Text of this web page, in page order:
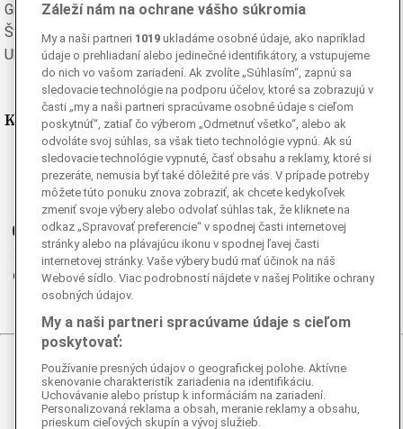
Grécka
Španielska
Švédska
Turecká
Ukrajinská
Vietnamská
Kde nás nájdete
Facebook
Instagram
Ganjing
Youtube
Twitter
Telegram
RSS
© 2026 Epoch Times Slovensko
Všetky práva vyhradené. Publikovanie alebo ďalšie šírenie
správ a fotografií zo zdrojov TASR je bez
Záleží nám na ochrane vášho súkromia
My a naši partneri 1019 ukladáme osobné údaje, ako napríklad
údaje o prehliadaní alebo jedinečné identifikátory, a vstupujeme
do nich vo vašom zariadení. Ak zvolíte „Súhlasím“, zapnú sa
sledovacie technológie na podporu účelov, ktoré sa zobrazujú v
časti „my a naši partneri spracúvame osobné údaje s cieľom
poskytnúť“, zatiaľ čo výberom „Odmetnuť všetko“, alebo ak
odvoláte svoj súhlas, sa však tieto technológie vypnú. Ak sú
sledovacie technológie vypnuté, časť obsahu a reklamy, ktoré si
prezeráte, nemusia byť také dôležité pre vás. V prípade potreby
môžete túto ponuku znova zobraziť, ak chcete kedykoľvek
zmeniť svoje výbery alebo odvolať súhlas tak, že kliknete na
odkaz „Spravovať preferencie“ v spodnej časti internetovej
stránky alebo na plávajúcu ikonu v spodnej ľavej časti
internetovej stránky. Vaše výbery budú mať účinok na náš
Webové sídlo. Viac podrobností nájdete v našej Politike ochrany
osobných údajov.
My a naši partneri spracúvame údaje s cieľom
poskytovať:
Používanie presných údajov o geografickej polohe. Aktívne
skenovanie charakteristík zariadenia na identifikáciu.
Uchovávanie alebo prístup k informáciám na zariadení.
Personalizovaná reklama a obsah, meranie reklamy a obsahu,
prieskum cieľových skupín a vývoj služieb.